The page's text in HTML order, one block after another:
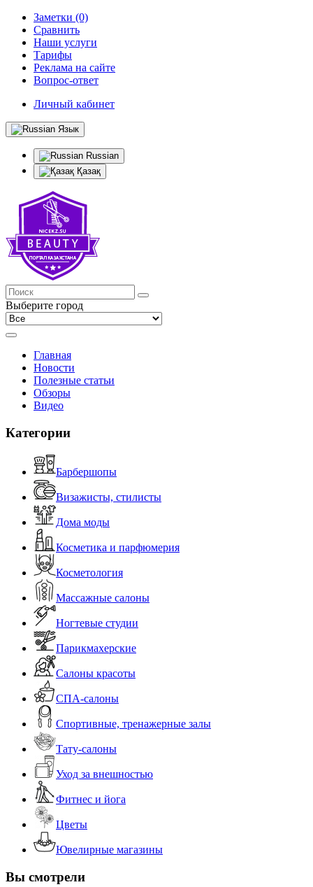
Заметки (0)
Сравнить
Наши услуги
Тарифы
Реклама на сайте
Вопрос-ответ
Личный кабинет
Язык
Russian
Қазақ
Выберите город
Главная
Новости
Полезные статьи
Обзоры
Видео
Категории
Барбершопы
Визажисты, стилисты
Дома моды
Косметика и парфюмерия
Косметология
Массажные салоны
Ногтевые студии
Парикмахерские
Салоны красоты
СПА-салоны
Спортивные, тренажерные залы
Тату-салоны
Уход за внешностью
Фитнес и йога
Цветы
Ювелирные магазины
Вы смотрели